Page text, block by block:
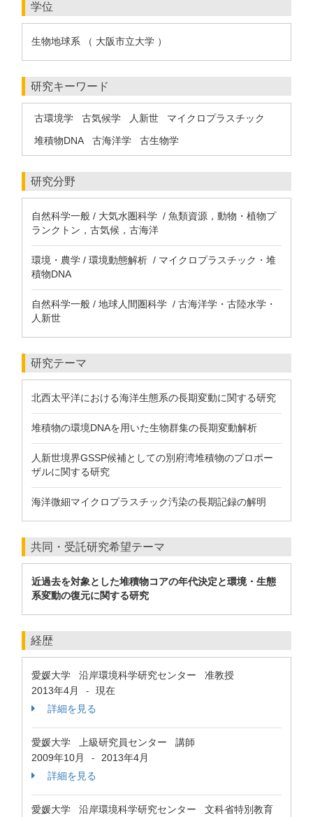
学位
生物地球系 （ 大阪市立大学 ）
研究キーワード
古環境学 古気候学 人新世
マイクロプラスチック
堆積物DNA
古海洋学 古生物学
研究分野
自然科学一般 / 大気水圏科学 / 魚類資源，動物・植物プ
ランクトン，古気候，古海洋
環境・農学 / 環境動態解析 / マイクロプラスチック・堆
積物DNA
自然科学一般 / 地球人間圏科学 / 古海洋学・古陸水学・
人新世
研究テーマ
北西太平洋における海洋生態系の長期変動に関する研究
堆積物の環境DNAを用いた生物群集の長期変動解析
人新世境界GSSP候補としての別府湾堆積物のプロポー
ザルに関する研究
海洋微細マイクロプラスチック汚染の長期記録の解明
共同・受託研究希望テーマ
近過去を対象とした堆積物コアの年代決定と環境・生態
系変動の復元に関する研究
経歴
愛媛大学 沿岸環境科学研究センター 准教授
2013年4月
-
現在
詳細を見る
愛媛大学 上級研究員センター 講師
2009年10月
-
2013年4月
詳細を見る
愛媛大学 沿岸環境科学研究センター 文科省特別教育